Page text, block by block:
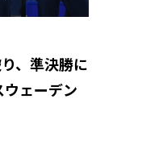
、準決勝に
ェーデン